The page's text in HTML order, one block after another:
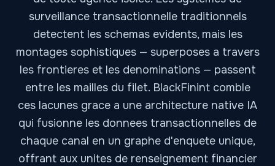
surveillance transactionnelle traditionnels
detectent les schemas evidents, mais les
montages sophistiques — superposes a travers
les frontieres et les denominations — passent
entre les mailles du filet. BlackFinint comble
ces lacunes grace a une architecture native IA
qui fusionne les donnees transactionnelles de
chaque canal en un graphe d'enquete unique,
offrant aux unites de renseignement financier